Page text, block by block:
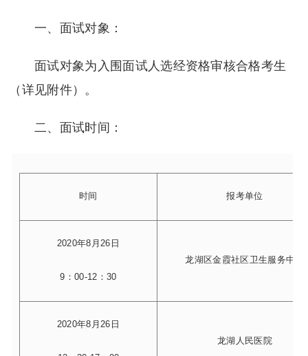
一、面试对象：
面试对象为入围面试人选经资格审核合格考生
（详见附件）。
二、面试时间：